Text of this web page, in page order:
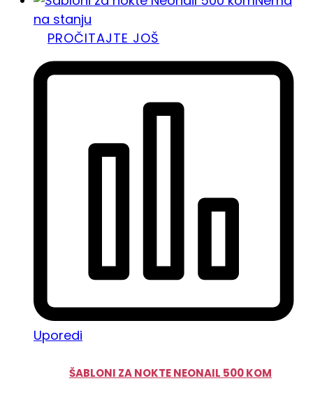
na stanju
PROČITAJTE JOŠ
Uporedi
ŠABLONI ZA NOKTE NEONAIL 500 KOM